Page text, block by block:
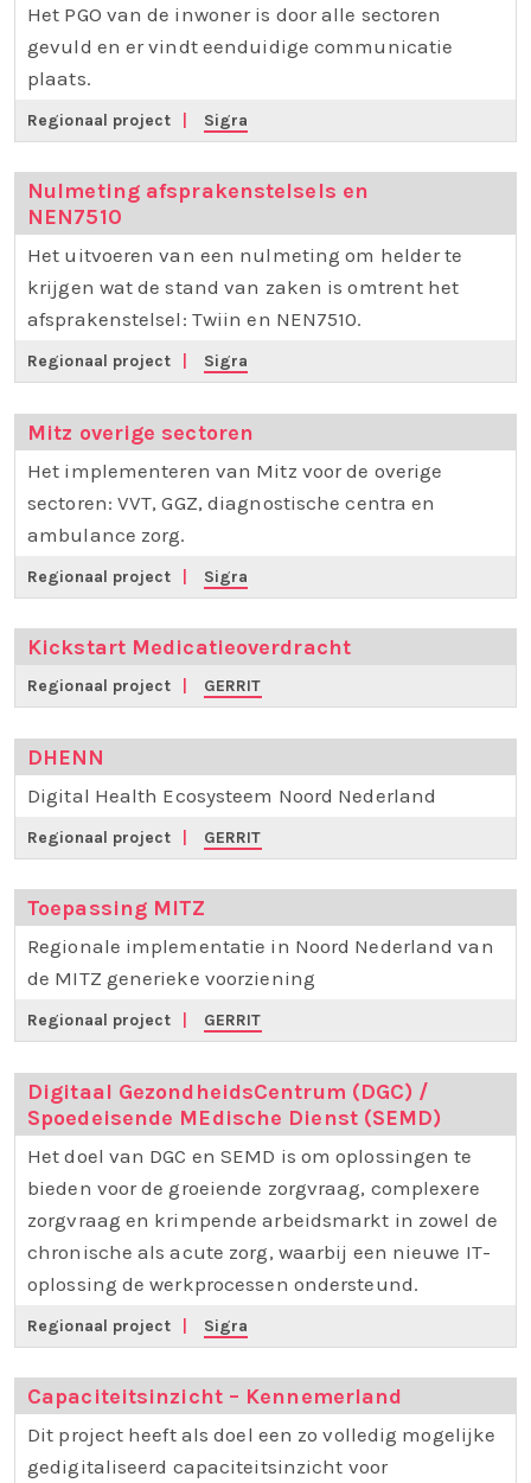
Het PGO van de inwoner is door alle sectoren
gevuld en er vindt eenduidige communicatie
plaats.
Regionaal project Sigra
Nulmeting afsprakenstelsels en
NEN7510
Het uitvoeren van een nulmeting om helder te
krijgen wat de stand van zaken is omtrent het
afsprakenstelsel: Twiin en NEN7510.
Regionaal project Sigra
Mitz overige sectoren
Het implementeren van Mitz voor de overige
sectoren: VVT, GGZ, diagnostische centra en
ambulance zorg.
Regionaal project Sigra
Kickstart Medicatieoverdracht
Regionaal project GERRIT
DHENN
Digital Health Ecosysteem Noord Nederland
Regionaal project GERRIT
Toepassing MITZ
Regionale implementatie in Noord Nederland van
de MITZ generieke voorziening
Regionaal project GERRIT
Digitaal GezondheidsCentrum (DGC) /
Spoedeisende MEdische Dienst (SEMD)
Het doel van DGC en SEMD is om oplossingen te
bieden voor de groeiende zorgvraag, complexere
zorgvraag en krimpende arbeidsmarkt in zowel de
chronische als acute zorg, waarbij een nieuwe IT-
oplossing de werkprocessen ondersteund.
Regionaal project Sigra
Capaciteitsinzicht – Kennemerland
Dit project heeft als doel een zo volledig mogelijke
gedigitaliseerd capaciteitsinzicht voor